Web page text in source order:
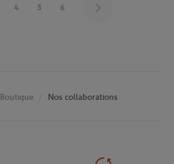
4 5 6
Boutique Nos collaborations